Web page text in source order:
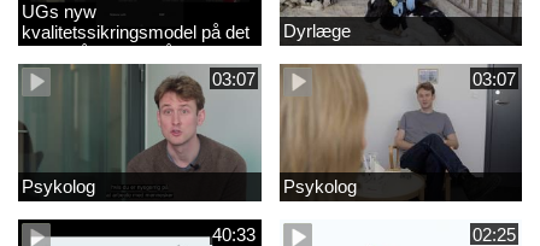
UGs nyw
kvalitetssikringsmodel på det
videregående område
Dyrlæge
03:07
Psykolog
03:07
Psykolog
40:33 02:25